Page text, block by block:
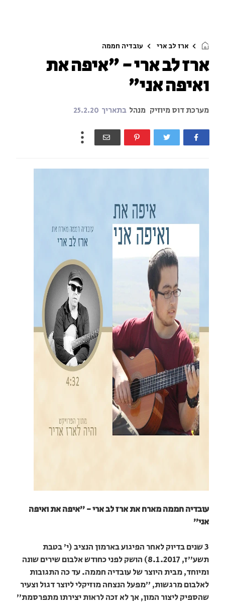
ארז לב ארי עובדיה חממה
ארז לב ארי - "איפה את
ואיפה אני"
מערכת דוס מיוזיק מנהל בתאריך 25.2.20
עובדיה חממה מארח את ארז לב ארי - "איפה את ואיפה
אני"
3 שנים בדיוק לאחר הפיגוע בארמון הנציב (י' בטבת
תשע"ז, 8.1.2017) הושק לפני כחודש אלבום שירים שונה
ומיוחד, מבית היוצר של עובדיה חממה. עד כה התגובות
לאלבום מרגשות, "מפעל הנצחה מוזיקלי ליוצר דגול וצעיר
שהספיק ליצור המון, אך לא זכה לראות יצירתו מתפרסמת"